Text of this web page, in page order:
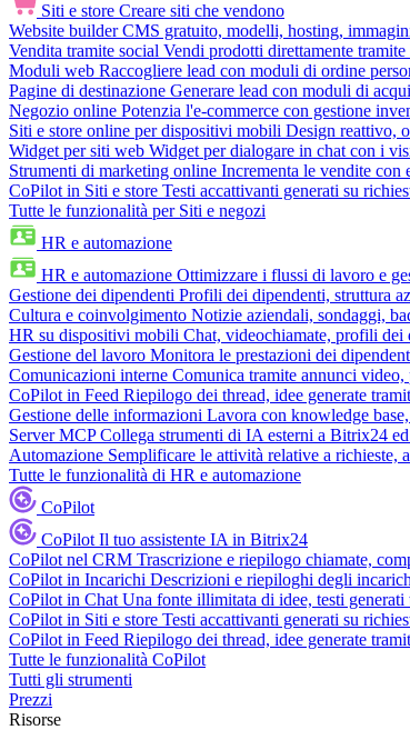
Siti e store Creare siti che vendono
Website builder CMS gratuito, modelli, hosting,
Vendita tramite social Vendi prodotti direttamente
Moduli web Raccogliere lead con moduli di ordine
Pagine di destinazione Generare lead con moduli di
Negozio online Potenzia l'e-commerce con gestione
Siti e store online per dispositivi mobili Design reattivo,
Widget per siti web Widget per dialogare in chat con i
Strumenti di marketing online Incrementa le vendite
CoPilot in Siti e store Testi accattivanti generati su
Tutte le funzionalità per Siti e negozi
HR e automazione
HR e automazione Ottimizzare i flussi di lavoro e
Gestione dei dipendenti Profili dei dipendenti, struttura
Cultura e coinvolgimento Notizie aziendali, sondaggi,
HR su dispositivi mobili Chat, videochiamate, profili
Gestione del lavoro Monitora le prestazioni dei
Comunicazioni interne Comunica tramite annunci
CoPilot in Feed Riepilogo dei thread, idee generate
Gestione delle informazioni Lavora con knowledge
Server MCP Collega strumenti di IA esterni a Bitrix24
Automazione Semplificare le attività relative a richieste,
Tutte le funzionalità di HR e automazione
CoPilot
CoPilot Il tuo assistente IA in Bitrix24
CoPilot nel CRM Trascrizione e riepilogo chiamate,
CoPilot in Incarichi Descrizioni e riepiloghi degli
CoPilot in Chat Una fonte illimitata di idee, testi
CoPilot in Siti e store Testi accattivanti generati su
CoPilot in Feed Riepilogo dei thread, idee generate
Tutte le funzionalità CoPilot
Tutti gli strumenti
Prezzi
Risorse